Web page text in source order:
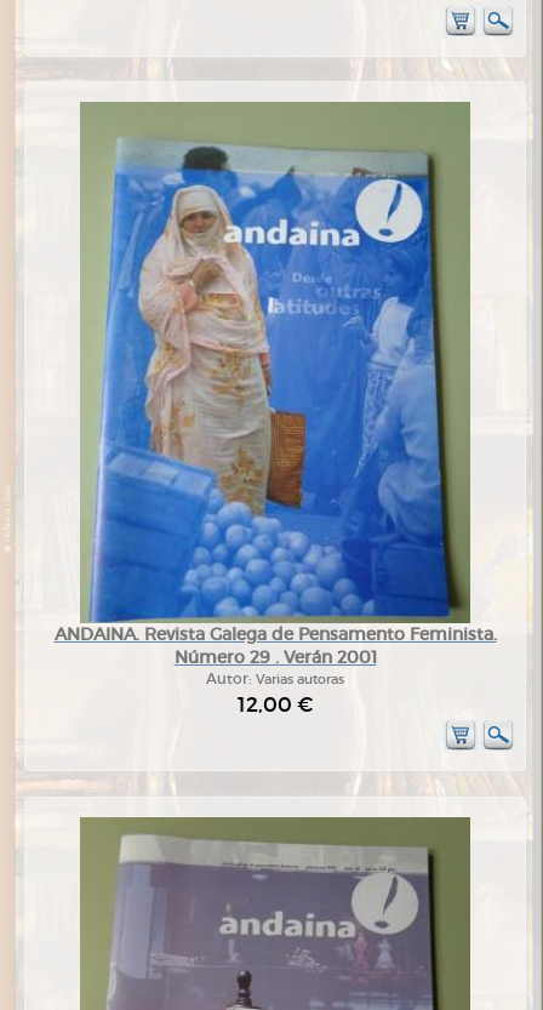
ANDAINA. Revista Galega de Pensamento Feminista.
Número 29 . Verán 2001
Autor: Varias autoras
12,00 €